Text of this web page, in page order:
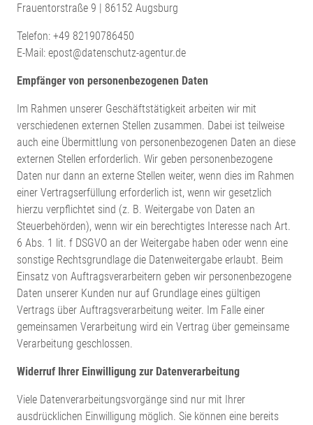
Frauentorstraße 9 | 86152 Augsburg
Telefon: +49 82190786450
E-Mail: epost@datenschutz-agentur.de
Empfänger von personenbezogenen Daten
Im Rahmen unserer Geschäftstätigkeit arbeiten wir mit
verschiedenen externen Stellen zusammen. Dabei ist teilweise
auch eine Übermittlung von personenbezogenen Daten an diese
externen Stellen erforderlich. Wir geben personenbezogene
Daten nur dann an externe Stellen weiter, wenn dies im Rahmen
einer Vertragserfüllung erforderlich ist, wenn wir gesetzlich
hierzu verpflichtet sind (z. B. Weitergabe von Daten an
Steuerbehörden), wenn wir ein berechtigtes Interesse nach Art.
6 Abs. 1 lit. f DSGVO an der Weitergabe haben oder wenn eine
sonstige Rechtsgrundlage die Datenweitergabe erlaubt. Beim
Einsatz von Auftragsverarbeitern geben wir personenbezogene
Daten unserer Kunden nur auf Grundlage eines gültigen
Vertrags über Auftragsverarbeitung weiter. Im Falle einer
gemeinsamen Verarbeitung wird ein Vertrag über gemeinsame
Verarbeitung geschlossen.
Widerruf Ihrer Einwilligung zur Datenverarbeitung
Viele Datenverarbeitungsvorgänge sind nur mit Ihrer
ausdrücklichen Einwilligung möglich. Sie können eine bereits